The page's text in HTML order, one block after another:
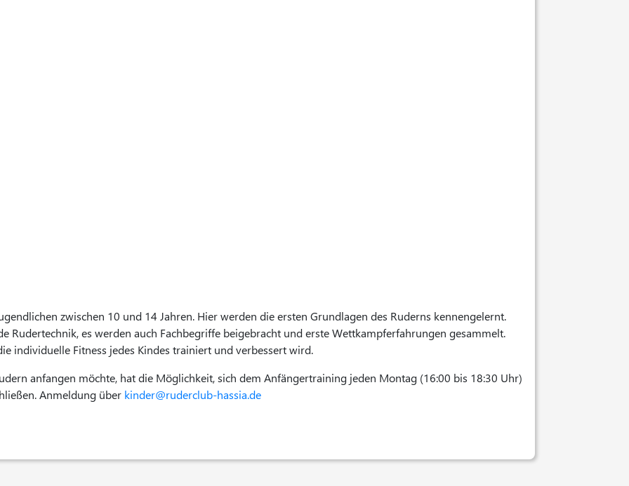
zwischen 10 und 14 Jahren. Hier werden die ersten Grundlagen des Ruderns kennengelernt.
Rudertechnik, es werden auch Fachbegriffe beigebracht und erste Wettkampferfahrungen gesammelt.
individuelle Fitness jedes Kindes trainiert und verbessert wird.
anfangen möchte, hat die Möglichkeit, sich dem Anfängertraining jeden Montag (16:00 bis 18:30 Uhr)
Anmeldung über kinder@ruderclub-hassia.de